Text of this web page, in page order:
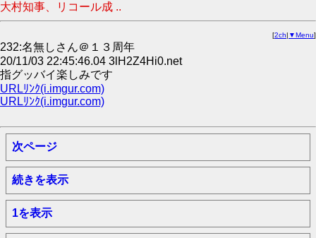
大村知事、リコール成 ..
[2ch| ▼Menu]
232:名無しさん＠１３周年
20/11/03 22:45:46.04 3lH2Z4Hi0.net
指グッバイ楽しみです
URLﾘﾝｸ(i.imgur.com)
URLﾘﾝｸ(i.imgur.com)
次ページ
続きを表示
1を表示